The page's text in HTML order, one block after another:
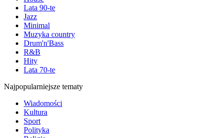
Lata 90-te
Jazz
Minimal
Muzyka country
Drum'n'Bass
R&B
Hity
Lata 70-te
Najpopularniejsze tematy
Wiadomości
Kultura
Sport
Polityka